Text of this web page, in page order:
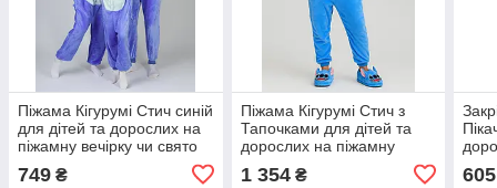
Піжама Кігурумі Стич синій
для дітей та дорослих на
піжамну вечірку чи свято
749 ₴
Піжама Кігурумі Стич з
Тапочками для дітей та
дорослих на піжамну
1 354₴ 605